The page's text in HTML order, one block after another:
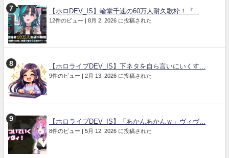
【ホロDEV_IS】輪堂千速の60万人耐久歌枠！『...
12件のビュー | 8月 2, 2026 に投稿された
【ホロライブDEV_IS】下ネタを自ら言いにいくす...
9件のビュー | 2月 13, 2026 に投稿された
【ホロライブDEV_IS】「あかんあかんｗ」ヴィヴ...
8件のビュー | 5月 12, 2026 に投稿された